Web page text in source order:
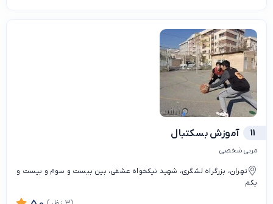
11 آموزش بسکتبال
مربی شخصی
تهران، بزرگراه لشگری، شهید نیکخواه عشقی، بین بیست و سوم و بیست و
یکم